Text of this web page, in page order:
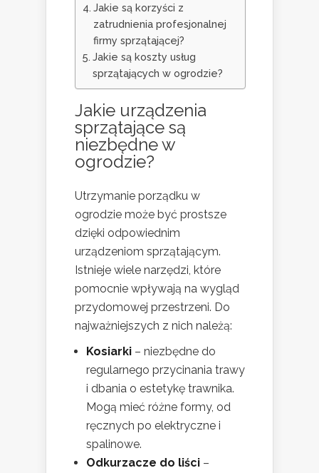
Jakie są korzyści z
zatrudnienia profesjonalnej
firmy sprzątającej?
Jakie są koszty usług
sprzątających w ogrodzie?
Jakie urządzenia
sprzątające są
niezbędne w
ogrodzie?
Utrzymanie porządku w
ogrodzie może być prostsze
dzięki odpowiednim
urządzeniom sprzątającym.
Istnieje wiele narzędzi, które
pomocnie wpływają na wygląd
przydomowej przestrzeni. Do
najważniejszych z nich należą:
Kosiarki – niezbędne do
regularnego przycinania trawy
i dbania o estetykę trawnika.
Mogą mieć różne formy, od
ręcznych po elektryczne i
spalinowe.
Odkurzacze do liści –